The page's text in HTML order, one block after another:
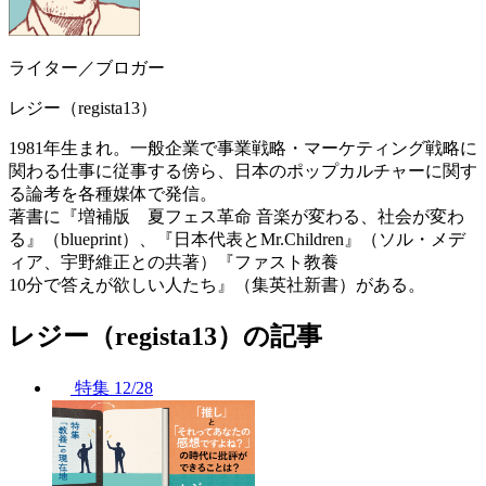
ライター／ブロガー
レジー（regista13）
1981年生まれ。一般企業で事業戦略・マーケティング戦略に
関わる仕事に従事する傍ら、日本のポップカルチャーに関す
る論考を各種媒体で発信。
著書に『増補版 夏フェス革命 音楽が変わる、社会が変わ
る』（blueprint）、『日本代表とMr.Children』（ソル・メデ
ィア、宇野維正との共著）『ファスト教養
10分で答えが欲しい人たち』（集英社新書）がある。
レジー（regista13）の記事
特集 12/28